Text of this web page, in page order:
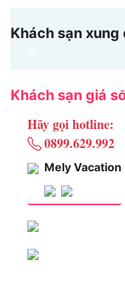
Khách sạn xung
Khách sạn giá
Hãy gọi hotline:
0899.629.992
Mely Vacation